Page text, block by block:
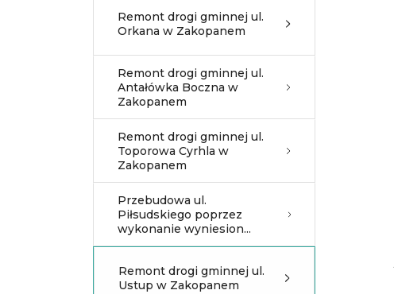
Remont drogi gminnej ul.
Orkana w Zakopanem
Remont drogi gminnej ul.
Antałówka Boczna w
Zakopanem
Remont drogi gminnej ul.
Toporowa Cyrhla w
Zakopanem
Przebudowa ul.
Piłsudskiego poprzez
wykonanie wyniesion...
Remont drogi gminnej ul.
Ustup w Zakopanem